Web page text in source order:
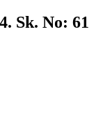
Sk. No: 61